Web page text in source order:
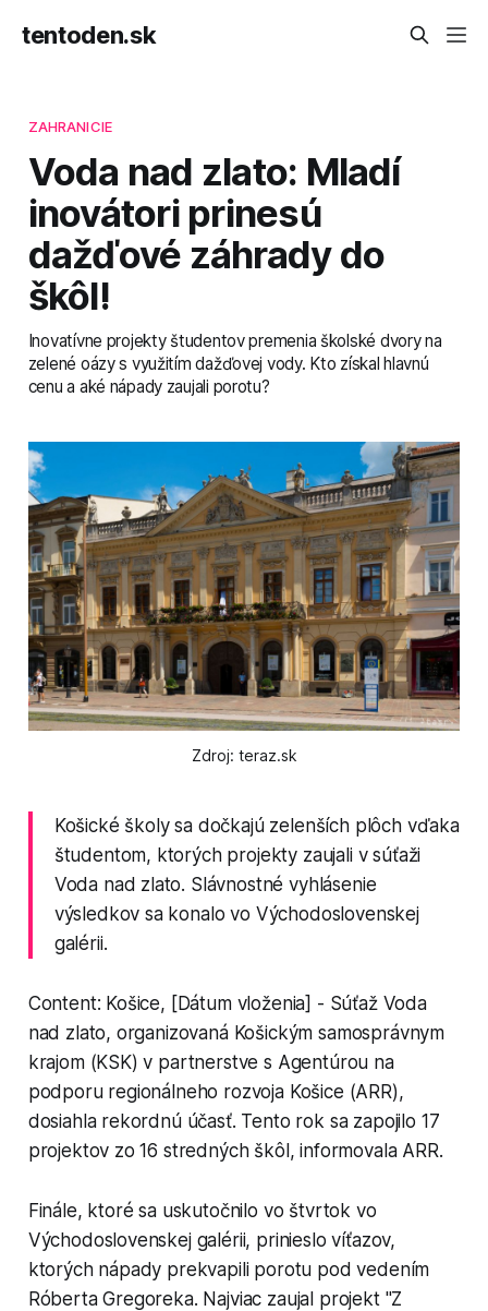
tentoden.sk
ZAHRANICIE
Voda nad zlato: Mladí
inovátori prinesú
dažďové záhrady do
škôl!
Inovatívne projekty študentov premenia školské dvory na
zelené oázy s využitím dažďovej vody. Kto získal hlavnú
cenu a aké nápady zaujali porotu?
Zdroj: teraz.sk
Košické školy sa dočkajú zelenších plôch vďaka
študentom, ktorých projekty zaujali v súťaži
Voda nad zlato. Slávnostné vyhlásenie
výsledkov sa konalo vo Východoslovenskej
galérii.
Content: Košice, [Dátum vloženia] - Súťaž Voda
nad zlato, organizovaná Košickým samosprávnym
krajom (KSK) v partnerstve s Agentúrou na
podporu regionálneho rozvoja Košice (ARR),
dosiahla rekordnú účasť. Tento rok sa zapojilo 17
projektov zo 16 stredných škôl, informovala ARR.
Finále, ktoré sa uskutočnilo vo štvrtok vo
Východoslovenskej galérii, prinieslo víťazov,
ktorých nápady prekvapili porotu pod vedením
Róberta Gregoreka. Najviac zaujal projekt "Z